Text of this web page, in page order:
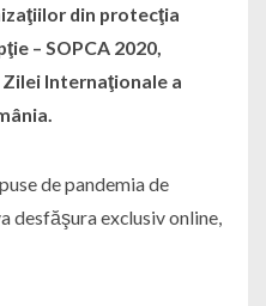
din protecţia
– SOPCA 2020,
Internaţionale a
de pandemia de
desfăşura exclusiv online,